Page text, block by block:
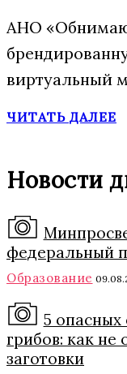
АНО «Обнимаю
виртуальный
ЧИТАТЬ ДАЛЕЕ
Новости
федеральный
Образование
5
грибов: как не
заготовки